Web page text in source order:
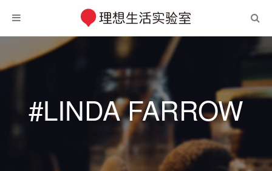
#LINDA FARROW